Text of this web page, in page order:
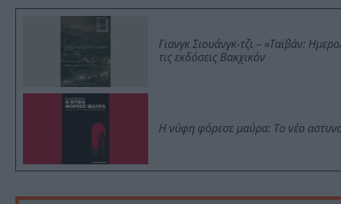
Γιανγκ Σιουάνγκ-τζι – «Ταϊβάν:
τις εκδόσεις Βακχικόν
Η νύφη φόρεσε μαύρα: Το νέο